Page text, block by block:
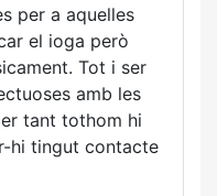
per a aquelles
el ioga però
Tot i ser
amb les
tant tothom hi
hi tingut contacte